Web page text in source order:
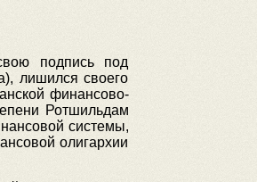
подпись под
лишился своего
финансово-
Ротшильдам
системы,
олигархии